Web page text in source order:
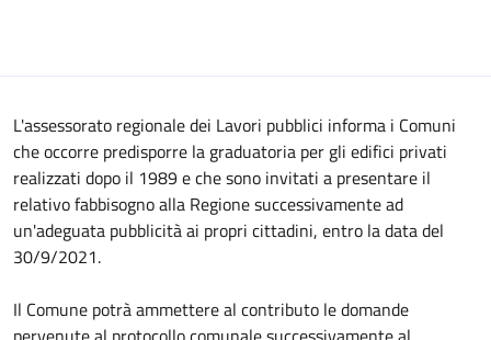
L'assessorato regionale dei Lavori pubblici informa i Comuni
che occorre predisporre la graduatoria per gli edifici privati
realizzati dopo il 1989 e che sono invitati a presentare il
relativo fabbisogno alla Regione successivamente ad
un'adeguata pubblicità ai propri cittadini, entro la data del
30/9/2021.
Il Comune potrà ammettere al contributo le domande